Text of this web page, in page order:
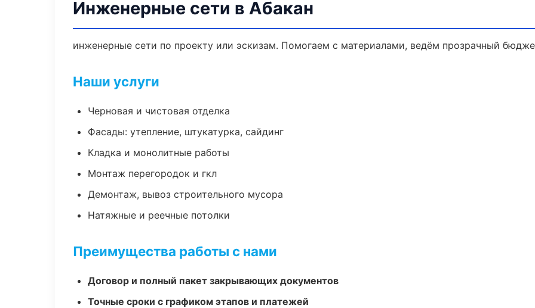
Инженерные сети в Абакан
инженерные сети по проекту или эскизам. Помогаем с материалами, ведём прозрачный
Наши услуги
Черновая и чистовая отделка
Фасады: утепление, штукатурка, сайдинг
Кладка и монолитные работы
Монтаж перегородок и гкл
Демонтаж, вывоз строительного мусора
Натяжные и реечные потолки
Преимущества работы с нами
Договор и полный пакет закрывающих документов
Точные сроки с графиком этапов и платежей